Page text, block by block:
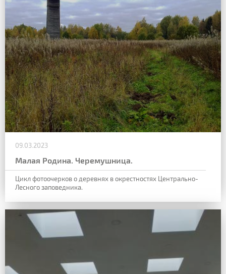
09.03.2023
Малая Родина. Черемушница.
Цикл фотоочерков о деревнях в окрестностях Центрально-
Лесного заповедника.